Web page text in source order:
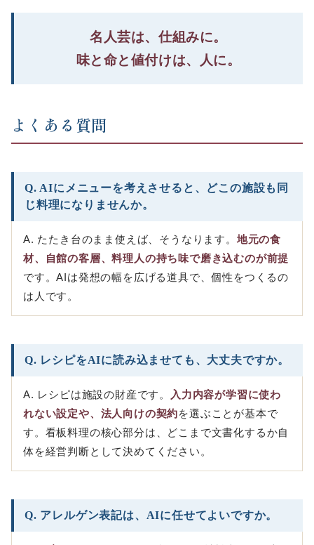
名人芸は、仕組みに。
味と命と値付けは、人に。
よくある質問
Q. AIにメニューを考えさせると、どこの施設も同
じ料理になりませんか。
A. たたき台のまま使えば、そうなります。 地元の食
材、自館の客層、料理人の持ち味で磨き込むのが前提
です。AIは発想の幅を広げる道具で、個性をつくるの
は人です。
Q. レシピをAIに読み込ませても、大丈夫ですか。
A. レシピは施設の財産です。
入力内容が学習に使わ
れない設定や、法人向けの契約を選ぶことが基本で
す。看板料理の核心部分は、どこまで文書化するか自
体を経営判断として決めてください。
Q. アレルゲン表記は、AIに任せてよいですか。